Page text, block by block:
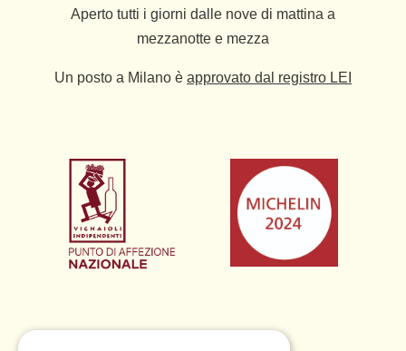
Aperto tutti i giorni dalle nove di mattina a
mezzanotte e mezza
Un posto a Milano è approvato dal registro LEI